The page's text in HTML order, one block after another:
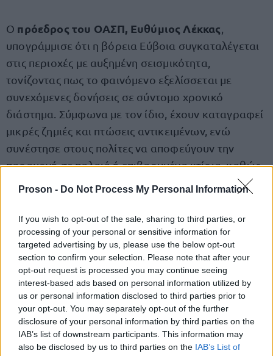
Proson - Do Not Process My Personal Information
If you wish to opt-out of the sale, sharing to third parties, or
processing of your personal or sensitive information for
targeted advertising by us, please use the below opt-out
section to confirm your selection. Please note that after your
opt-out request is processed you may continue seeing
interest-based ads based on personal information utilized by
us or personal information disclosed to third parties prior to
your opt-out. You may separately opt-out of the further
disclosure of your personal information by third parties on the
IAB’s list of downstream participants. This information may
also be disclosed by us to third parties on the IAB’s List of
Ο πρόεδρος του ΟΑΣΠ, Ευθύμιος Λέκκας
υπογράμμισε ότι η βόρεια Εύβοια συγκαταλέγεται
στις περιοχές με αυξημένη σεισμικότητα,
τονίζοντας πως το φαινόμενο εξελίσσεται με
συνεχόμενες δονήσεις σε σύντομο χρονικό
διάστημα. Σύμφωνα με τον ίδιο, έχουν καταγραφεί
μικρές ζημιές και πτώσεις αντικειμένων, ενώ
συνέστησε στους πολίτες να αποφεύγουν την
παραμονή σε παλαιά ή επιβαρυμένα κτίρια, καθώς
Οιαρμόδιες υπηρεσίεςπαραμένουν σε κατάσταση
αυξημένης ετοιμότητας, ενώ οι επιστήμονες
συνεχίζουν την παρακολούθηση της σεισμικής
δραστηριότητας, η οποία, σύμφωνα με τις μέχρι
τώρα εκτιμήσεις, κινείται εντός των φυσιολογικών
ορίων για τη συγκεκριμένη περιοχή.